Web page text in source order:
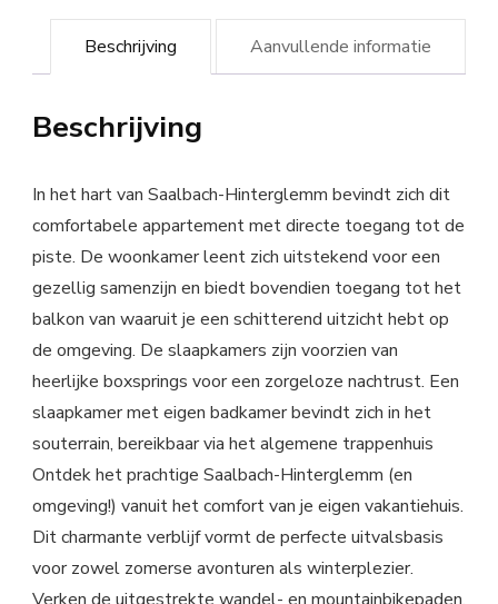
Beschrijving Aanvullende informatie
Beschrijving
In het hart van Saalbach-Hinterglemm bevindt zich dit
comfortabele appartement met directe toegang tot de
piste. De woonkamer leent zich uitstekend voor een
gezellig samenzijn en biedt bovendien toegang tot het
balkon van waaruit je een schitterend uitzicht hebt op
de omgeving. De slaapkamers zijn voorzien van
heerlijke boxsprings voor een zorgeloze nachtrust. Een
slaapkamer met eigen badkamer bevindt zich in het
souterrain, bereikbaar via het algemene trappenhuis
Ontdek het prachtige Saalbach-Hinterglemm (en
omgeving!) vanuit het comfort van je eigen vakantiehuis.
Dit charmante verblijf vormt de perfecte uitvalsbasis
voor zowel zomerse avonturen als winterplezier.